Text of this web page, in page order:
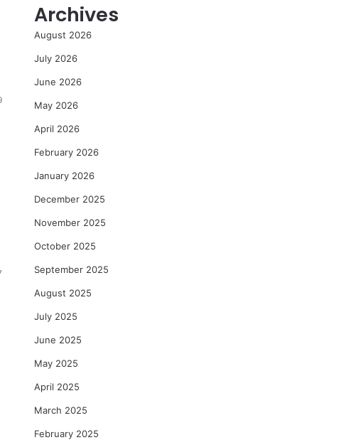
Archives
August 2026
July 2026
June 2026
May 2026
April 2026
February 2026
January 2026
December 2025
November 2025
October 2025
September 2025
August 2025
July 2025
June 2025
May 2025
April 2025
March 2025
February 2025